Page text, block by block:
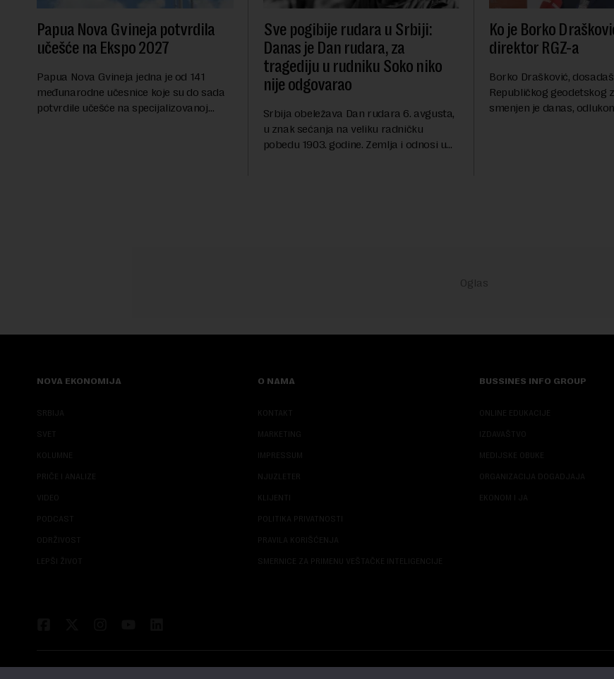
Papua Nova Gvineja potvrdila
učešće na Ekspo 2027
Papua Nova Gvineja jedna je od 141
međunarodne učesnice koje su do sada
potvrdile učešće na specijalizovanoj
Sve pogibije rudara u Srbiji:
Danas je Dan rudara, za
tragediju u rudniku Soko niko
nije odgovarao
Srbija obeležava Dan rudara 6. avgusta,
u znak sećanja na veliku radničku
pobedu 1903. godine. Zemlja i odnosi u
Ko je Borko
direktor RGZ-a
Borko Drašković,
Republičkog geodetskog
smenjen je danas,
NOVA EKONOMIJA
SRBIJA
SVET
KOLUMNE
PRIČE I ANALIZE
VIDEO
PODCAST
ODRŽIVOST
LEPŠI ŽIVOT
O NAMA
KONTAKT
MARKETING
IMPRESSUM
NJUZLETER
KLIJENTI
POLITIKA PRIVATNOSTI
PRAVILA KORIŠĆENJA
SMERNICE ZA PRIMENU VEŠTAČKE INTELIGENCIJE
BUSSINES INFO GROUP
ONLINE EDUKACIJE
IZDAVAŠTVO
MEDIJSKE OBUKE
ORGANIZACIJA DOGADJAJA
EKONOM I JA